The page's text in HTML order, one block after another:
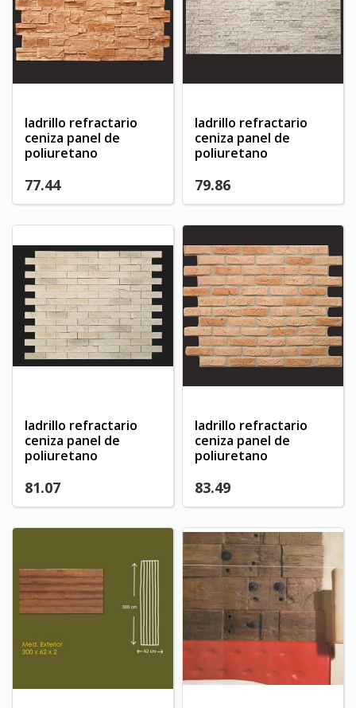
ladrillo refractario
ceniza panel de
poliuretano
77.44
ladrillo refractario
ceniza panel de
poliuretano
79.86
ladrillo refractario
ceniza panel de
poliuretano
81.07
ladrillo refractario
ceniza panel de
poliuretano
83.49
My wishlists ×
((modalTitle)) ×
((confirmMessage))
((cancelText)) ((modalDeleteText))
×
Wishlist name
Create wishlist
×
You need to be logged in to save products in your
wishlist.